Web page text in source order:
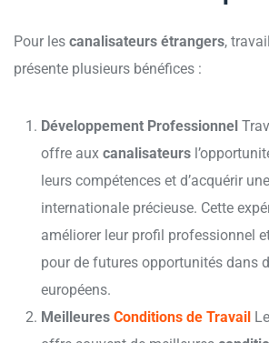
Pour les canalisateurs étrangers,
présente plusieurs bénéfices :
Développement Professionnel
offre aux canalisateurs
leurs compétences et d’acquérir
internationale précieuse. Cette
améliorer leur profil professionnel
pour de futures opportunités dans
européens.
Meilleures Conditions de Travail